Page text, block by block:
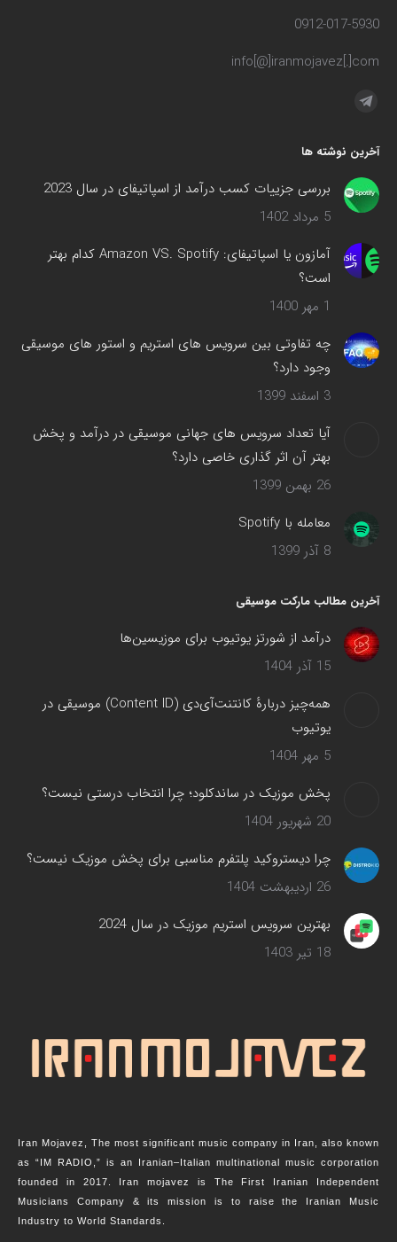
0912-017-5930
info[@]iranmojavez[.]com
مارا در اینجا پیدا کنید:
آخرین نوشته ها
بررسی جزییات کسب درآمد از اسپاتیفای در سال 2023
5 مرداد 1402
آمازون یا اسپاتیفای: Amazon VS. Spotify کدام بهتر
است؟
1 مهر 1400
چه تفاوتی بین سرویس های استریم و استور های موسیقی
وجود دارد؟
3 اسفند 1399
آیا تعداد سرویس های جهانی موسیقی در درآمد و پخش
بهتر آن اثر گذاری خاصی دارد؟
26 بهمن 1399
معامله با Spotify
8 آذر 1399
آخرین مطالب مارکت موسیقی
درآمد از شورتز یوتیوب برای موزیسین‌ها
15 آذر 1404
همه‌چیز دربارهٔ کانتنت‌آی‌دی (Content ID) موسیقی در
یوتیوب
5 مهر 1404
پخش موزیک در ساندکلود؛ چرا انتخاب درستی نیست؟
20 شهریور 1404
چرا دیستروکید پلتفرم مناسبی برای پخش موزیک نیست؟
26 اردیبهشت 1404
بهترین سرویس‌ استریم موزیک در سال 2024
18 تیر 1403
Iran Mojavez, The most significant music company in Iran, also known
as “IM RADIO,” is an Iranian–Italian multinational music corporation
founded in 2017. Iran mojavez is The First Iranian Independent
Musicians Company & its mission is to raise the Iranian Music
Industry to World Standards.